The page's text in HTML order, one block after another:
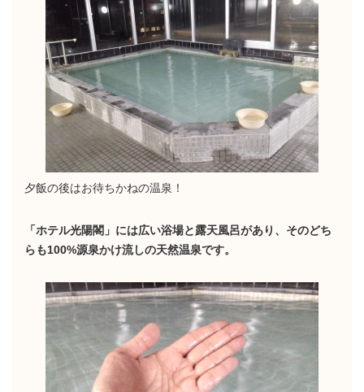
夕飯の後はお待ちかねの温泉！
「ホテル光陽閣」には広い浴場と露天風呂があり、そのどち
らも100%源泉かけ流しの天然温泉です。